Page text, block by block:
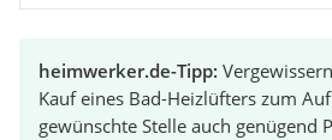
heimwerker.de-Tipp:
Kauf eines Bad-Heizlüfters zum
gewünschte Stelle auch genügend